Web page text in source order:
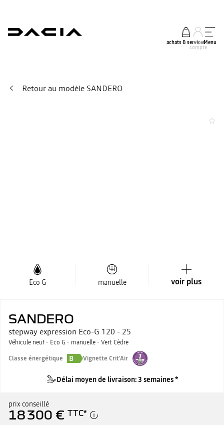
achats & services
mon
compte
Menu
Retour au modèle SANDERO
Eco G manuelle voir plus
SANDERO
stepway expression Eco-G 120 - 25
Véhicule neuf - Eco G - manuelle - Vert Cèdre
Classe énergétique
B Vignette Crit'Air
Délai moyen de livraison: 3 semaines *
prix conseillé
18 300 € TTC*